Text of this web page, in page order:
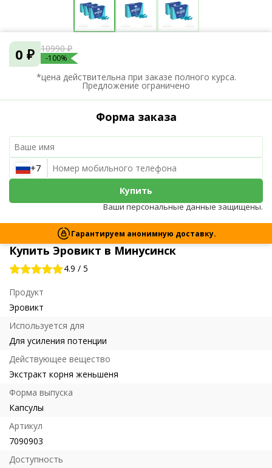
Купить Эровикт в Минусинск
4.9 / 5
Продукт
Эровикт
Используется для
Для усиления потенции
Действующее вещество
Экстракт корня женьшеня
Форма выпуска
Капсулы
Артикул
7090903
Доступность
0 ₽ 10990 ₽
-100%
*цена действительна при заказе полного курса.
Предложение ограничено
Форма заказа
+7
Купить
Ваши персональные данные защищены.
Гарантируем анонимную доставку.